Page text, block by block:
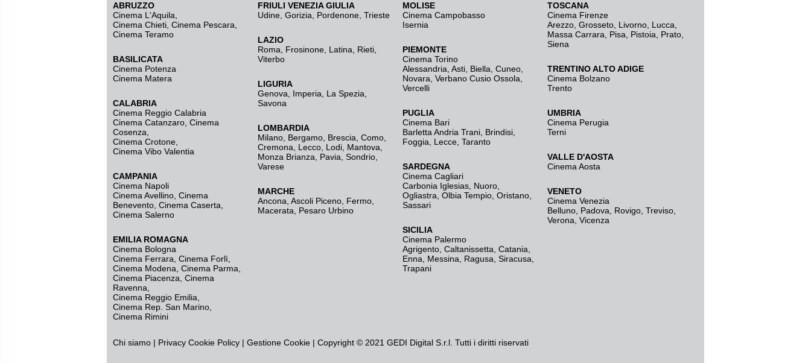
ABRUZZO
Cinema L'Aquila
Cinema Chieti, Cinema Pescara,
Cinema Teramo
BASILICATA
Cinema Potenza
Cinema Matera
CALABRIA
Cinema Reggio Calabria
Cinema Catanzaro Cinema
Cosenza
Cinema Crotone
Cinema Vibo Valentia
CAMPANIA
Cinema Napoli
Cinema Avellino Cinema
Benevento Cinema Caserta
Cinema Salerno
EMILIA ROMAGNA
Cinema Bologna
Cinema Ferrara Cinema Forlì
Cinema Modena Cinema Parma
Cinema Piacenza Cinema
Ravenna
Cinema Reggio Emilia
Cinema Rep. San Marino
Cinema Rimini
FRIULI VENEZIA GIULIA
Udine Gorizia Pordenone Trieste
LAZIO
Roma
Frosinone Latina Rieti
Viterbo
LIGURIA
Genova
Imperia La Spezia
Savona
LOMBARDIA
Milano Bergamo Brescia, Como
Cremona
Lecco Lodi Mantova
Monza Brianza
Pavia Sondrio
Varese
MARCHE
Ancona Ascoli Piceno Fermo
Macerata
Pesaro Urbino
MOLISE
Cinema Campobasso
Isernia
PIEMONTE
Cinema Torino
Alessandria Asti Biella Cuneo
Novara Verbano Cusio Ossola
Vercelli
PUGLIA
Cinema Bari
Barletta Andria Trani Brindisi
Foggia
Lecce Taranto
SARDEGNA
Cinema Cagliari
Carbonia Iglesias Nuoro
Ogliastra Olbia Tempio Oristano
Sassari
SICILIA
Cinema Palermo
Agrigento Caltanissetta Catania
Enna
Messina Ragusa Siracusa
Trapani
TOSCANA
Cinema Firenze
Arezzo Grosseto Livorno Lucca
Massa Carrara
Pisa Pistoia Prato
Siena
TRENTINO ALTO ADIGE
Cinema Bolzano
Trento
UMBRIA
Cinema Perugia
Terni
VALLE D'AOSTA
Cinema Aosta
VENETO
Cinema Venezia
Belluno Padova Rovigo Treviso
Verona Vicenza
Chi siamo | Privacy Cookie Policy | Gestione Cookie | Copyright © 2021 GEDI Digital S.r.l. Tutti i diritti riservati